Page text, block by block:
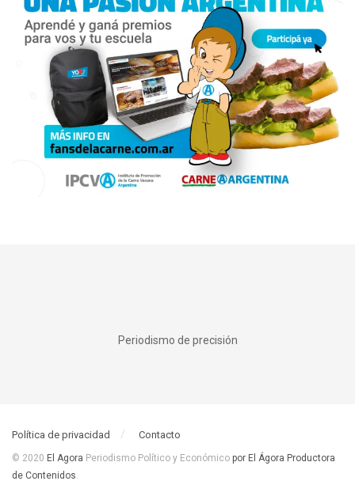
Periodismo de precisión
Política de privacidad Contacto
© 2020 El Agora Periodismo Político y Económico por El Ágora Productora
de Contenidos.